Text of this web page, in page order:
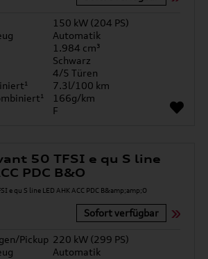
150 kW (204 PS)
Automatik
1.984 cm³
Schwarz
4/5 Türen
7.3l/100 km
166g/km
F
50 TFSI e qu S line
PDC B&O
Sofort verfügbar
Pickup 220 kW (299 PS)
Automatik